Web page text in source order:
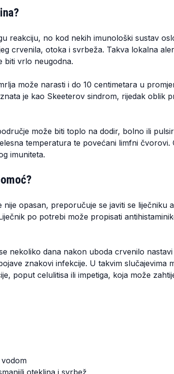
reakciju, no kod nekih imunološki sustav
crvenila, otoka i svrbeža. Takva lokalna
biti vrlo neugodna.
može narasti i do 10 centimetara u
je kao Skeeterov sindrom, rijedak oblik
može biti toplo na dodir, bolno ili
temperatura te povećani limfni čvorovi.
imuniteta.
opasan, preporučuje se javiti se liječniku
po potrebi može propisati
nekoliko dana nakon uboda crvenilo
znakovi infekcije. U takvim slučajevima
poput celulitisa ili impetiga, koja može
oteklina i svrbež